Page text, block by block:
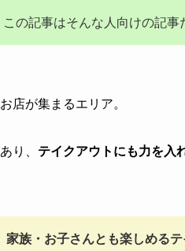
この記事はそんな人向けの記事
店が集まるエリア。
り、 テイクアウトにも力を入
家族・お子さんとも楽しめるテ